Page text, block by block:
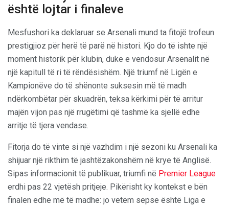
është lojtar i finaleve
Mesfushori ka deklaruar se Arsenali mund ta fitojë trofeun
prestigjioz për herë të parë në histori. Kjo do të ishte një
moment historik për klubin, duke e vendosur Arsenalit në
një kapitull të ri të rëndësishëm. Një triumf në Ligën e
Kampionëve do të shënonte suksesin më të madh
ndërkombëtar për skuadrën, teksa kërkimi për të arritur
majën vijon pas një rrugëtimi që tashmë ka sjellë edhe
arritje të tjera vendase.
Fitorja do të vinte si një vazhdim i një sezoni ku Arsenali ka
shijuar një rikthim të jashtëzakonshëm në krye të Anglisë.
Sipas informacionit të publikuar, triumfi në Premier League
erdhi pas 22 vjetësh pritjeje. Pikërisht ky kontekst e bën
finalen edhe më të madhe: jo vetëm sepse është Liga e